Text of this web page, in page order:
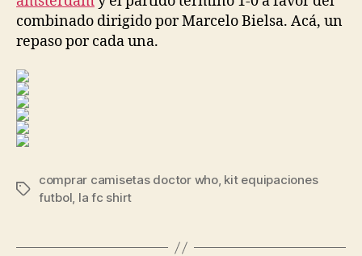
combinado dirigido por Marcelo Bielsa. Acá, un
repaso por cada una.
Etiquetas
comprar camisetas doctor who, kit equipaciones
futbol, la fc shirt